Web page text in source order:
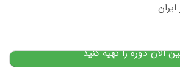
الان دوره را تهیه کنید